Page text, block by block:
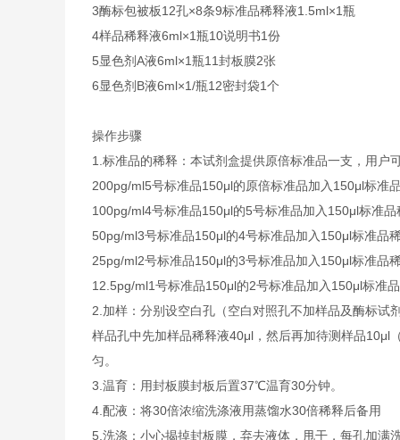
3酶标包被板12孔×8条9标准品稀释液1.5ml×1瓶
4样品稀释液6ml×1瓶10说明书1份
5显色剂A液6ml×1瓶11封板膜2张
6显色剂B液6ml×1/瓶12密封袋1个
操作步骤
1.标准品的稀释：本试剂盒提供原倍标准品一支，用户
200pg/ml5号标准品150μl的原倍标准品加入150μl标准
100pg/ml4号标准品150μl的5号标准品加入150μl标准品
50pg/ml3号标准品150μl的4号标准品加入150μl标准品
25pg/ml2号标准品150μl的3号标准品加入150μl标准品
12.5pg/ml1号标准品150μl的2号标准品加入150μl标准
2.加样：分别设空白孔（空白对照孔不加样品及酶标试
样品孔中先加样品稀释液40μl，然后再加待测样品10μl
匀。
3.温育：用封板膜封板后置37℃温育30分钟。
4.配液：将30倍浓缩洗涤液用蒸馏水30倍稀释后备用
5.洗涤：小心揭掉封板膜，弃去液体，甩干，每孔加满